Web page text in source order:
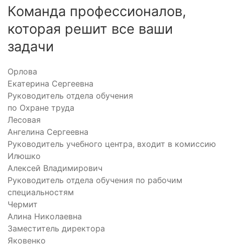
Команда профессионалов,
которая решит все ваши
задачи
Орлова
Екатерина Сергеевна
Руководитель отдела обучения
по Охране труда
Лесовая
Ангелина Сергеевна
Руководитель учебного центра, входит в комиссию
Илюшко
Алексей Владимирович
Руководитель отдела обучения по рабочим
специальностям
Чермит
Алина Николаевна
Заместитель директора
Яковенко